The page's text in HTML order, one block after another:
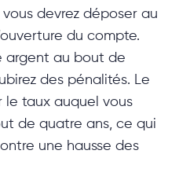
vous devrez déposer au
du compte.
argent au bout de
des pénalités. Le
le taux auquel vous
de quatre ans, ce qui
une hausse des